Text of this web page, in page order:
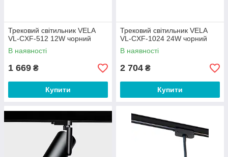
Трековий світильник VELA
VL-CXF-512 12W чорний
В наявності
1 669 ₴
Купити
Трековий світильник VELA
VL-CXF-1024 24W чорний
В наявності
2 704 ₴
Купити